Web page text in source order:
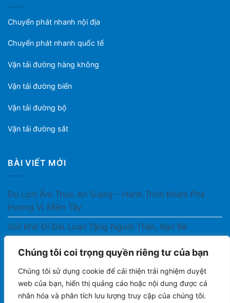
Chúng tôi coi trọng quyền riêng tư của bạn
Chúng tôi sử dụng cookie để cải thiện trải nghiệm duyệt
web của bạn, hiển thị quảng cáo hoặc nội dung được cá
nhân hóa và phân tích lưu lượng truy cập của chúng tôi.
Chuyển phát nhanh nội địa
Chuyển phát nhanh quốc tế
Vận tải đường hàng không
Vận tải đường biển
Vận tải đường bộ
Vận tải đường sắt
BÀI VIẾT MỚI
Du Lịch Ẩm Thực An Giang – Hành Trình Khám Phá
Hương Vị Miền Tây
Gửi Khô Đi Đài Loan Tặng Người Thân, Bạn Bè
Gửi Thuốc Cho Người Thân Ở Nước Ngoài Có Được
Không?
Gửi Công Văn, Tài Liệu Hỏa Tốc Từ Nam Ra Bắc
Gửi Cà Phê Đóng Gói Sang Áo Có Được Không?